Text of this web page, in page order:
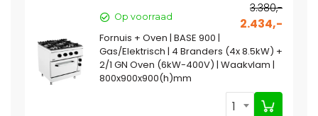
Op voorraad
3.380,-
2.434,-
Fornuis + Oven | BASE 900 |
Gas/Elektrisch | 4 Branders (4x 8.5kW) +
2/1 GN Oven (6kW-400V) | Waakvlam |
800x900x900(h)mm
1